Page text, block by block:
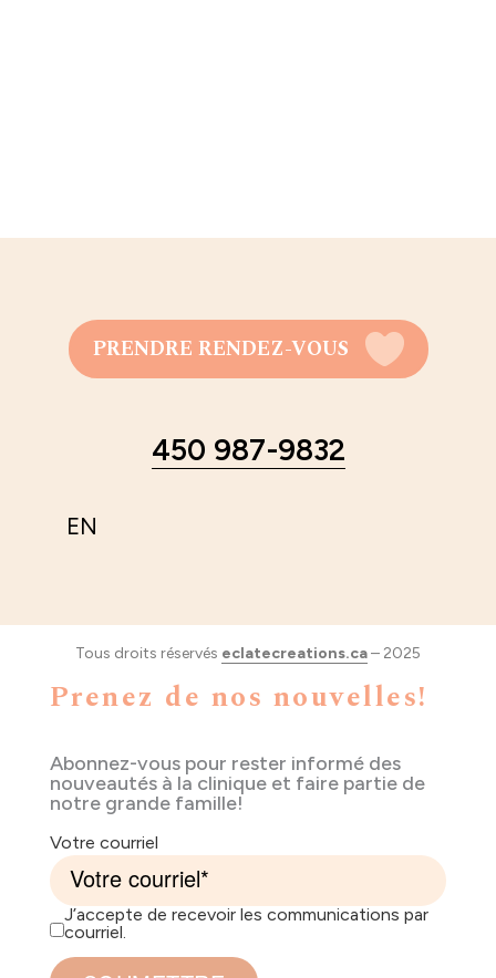
PRENDRE RENDEZ-VOUS
450 987-9832
EN
Tous droits réservés eclatecreations.ca– 2025
Prenez de nos nouvelles!
Abonnez-vous pour rester informé des
nouveautés à la clinique et faire partie de
notre grande famille!
Votre courriel
J’accepte de recevoir les communications par
courriel.